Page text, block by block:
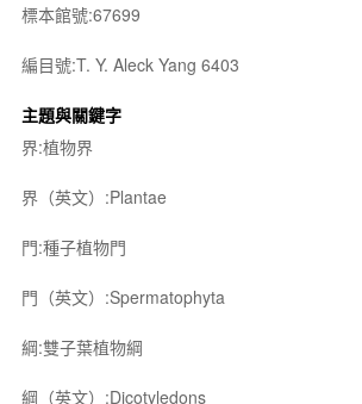
標本館號:67699
編目號:T. Y. Aleck Yang 6403
主題與關鍵字
界:植物界
界（英文）:Plantae
門:種子植物門
門（英文）:Spermatophyta
綱:雙子葉植物綱
綱（英文）:Dicotyledons